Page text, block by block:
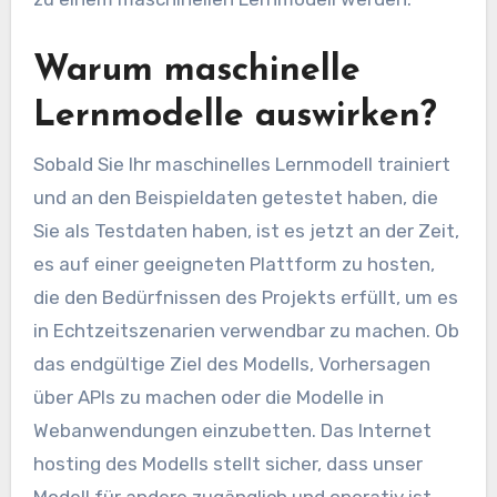
Warum maschinelle
Lernmodelle auswirken?
Sobald Sie Ihr maschinelles Lernmodell trainiert
und an den Beispieldaten getestet haben, die
Sie als Testdaten haben, ist es jetzt an der Zeit,
es auf einer geeigneten Plattform zu hosten,
die den Bedürfnissen des Projekts erfüllt, um es
in Echtzeitszenarien verwendbar zu machen. Ob
das endgültige Ziel des Modells, Vorhersagen
über APIs zu machen oder die Modelle in
Webanwendungen einzubetten. Das Internet
hosting des Modells stellt sicher, dass unser